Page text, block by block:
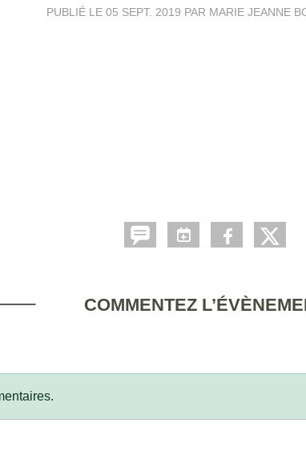
PUBLIÉ LE 05 SEPT. 2019 PAR MARIE JEANNE
COMMENTEZ